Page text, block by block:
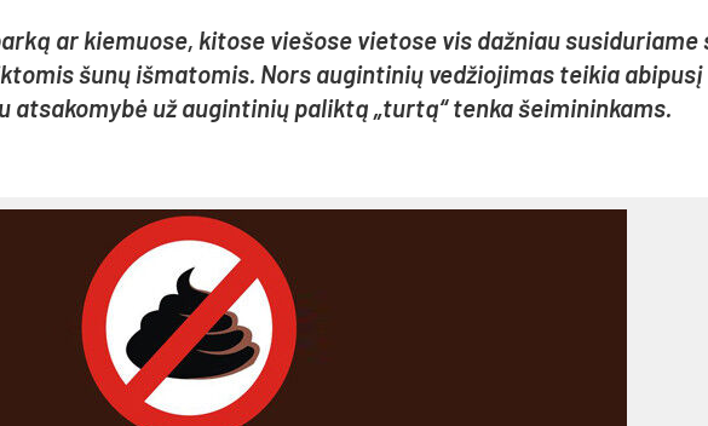
ar kie­muo­se, ki­to­se vie­šo­se vie­to­se vis daž­niau su­si­du­ria­me
šu­nų iš­ma­to­mis. Nors au­gin­ti­nių ve­džio­ji­mas tei­kia abi­pu­sį
at­sa­ko­my­bė už au­gin­ti­nių pa­lik­tą „tur­tą“ ten­ka šei­mi­nin­kams.